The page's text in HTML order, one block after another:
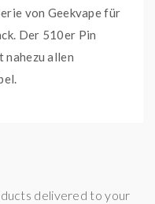
von Geekvape für
Der 510er Pin
nahezu allen
delivered to your